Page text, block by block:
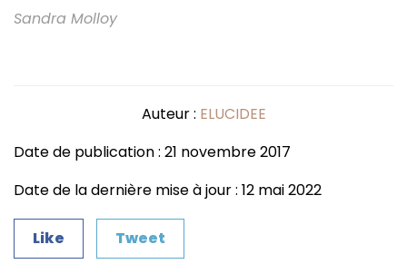
Sandra Molloy
Auteur : ELUCIDEE
Date de publication : 21 novembre 2017
Date de la dernière mise à jour : 12 mai 2022
Like Tweet